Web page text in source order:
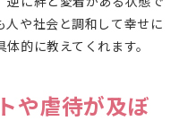
人や社会と調和して幸せに
的に教えてくれます。
や虐待が及ぼ